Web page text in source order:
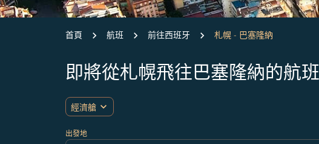
首頁 航班 前往西班牙 札幌 - 巴塞隆納
即將從札幌飛往巴塞隆納的航班
經濟艙 expand_more
出發地
無符合您設定條件的票價，請調整篩選條件。